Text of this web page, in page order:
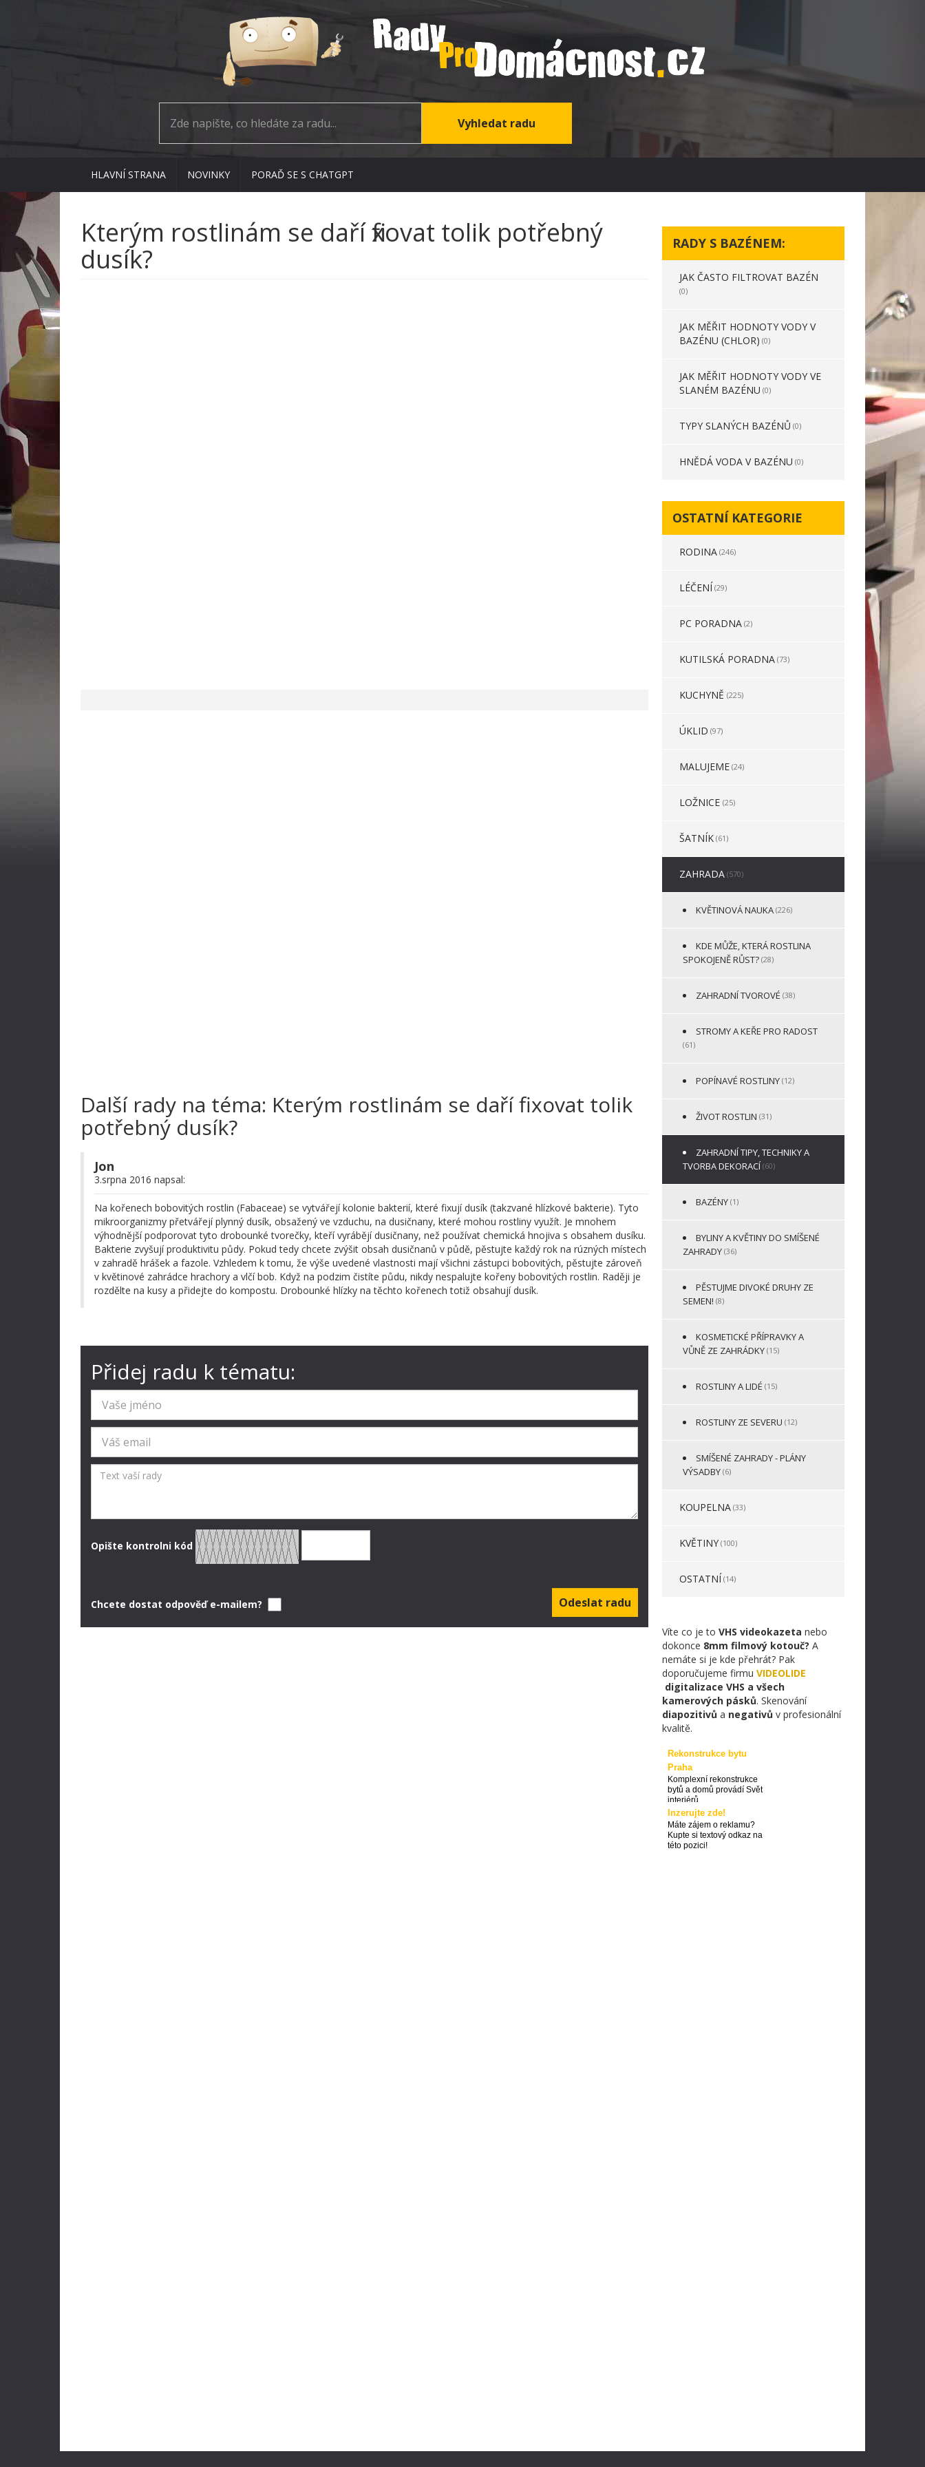
HLAVNÍ STRANA NOVINKY PORAĎ SE S CHATGPT
Kterým rostlinám se daří fixovat tolik potřebný
dusík?
Další rady na téma: Kterým rostlinám se daří fixovat tolik
potřebný dusík?
Jon
3.srpna 2016 napsal:
Na kořenech bobovitých rostlin (Fabaceae) se vytvářejí kolonie bakterií, které fixují dusík (takzvané hlízkové bakterie). Tyto
mikroorganizmy přetvářejí plynný dusík, obsažený ve vzduchu, na dusičnany, které mohou rostliny využít. Je mnohem
výhodnější podporovat tyto drobounké tvorečky, kteří vyrábějí dusičnany, než používat chemická hnojiva s obsahem dusíku.
Bakterie zvyšují produktivitu půdy. Pokud tedy chcete zvýšit obsah dusičnanů v půdě, pěstujte každý rok na rúzných místech
v zahradě hrášek a fazole. Vzhledem k tomu, že výše uvedené vlastnosti mají všichni zástupci bobovitých, pěstujte zároveň
v květinové zahrádce hrachory a vlčí bob. Když na podzim čistíte půdu, nikdy nespalujte kořeny bobovitých rostlin. Raději je
rozdělte na kusy a přidejte do kompostu. Drobounké hlízky na těchto kořenech totiž obsahují dusík.
Přidej radu k tématu:
Opište kontrolni kód
Chcete dostat odpověď e-mailem?
RADY S BAZÉNEM:
JAK ČASTO FILTROVAT BAZÉN
(0)
JAK MĚŘIT HODNOTY VODY V
BAZÉNU (CHLOR) (0)
JAK MĚŘIT HODNOTY VODY VE
SLANÉM BAZÉNU (0)
TYPY SLANÝCH BAZÉNŮ (0)
HNĚDÁ VODA V BAZÉNU (0)
OSTATNÍ KATEGORIE
RODINA (246)
LÉČENÍ (29)
PC PORADNA (2)
KUTILSKÁ PORADNA (73)
KUCHYNĚ (225)
ÚKLID (97)
MALUJEME (24)
LOŽNICE (25)
ŠATNÍK (61)
ZAHRADA (570)
KVĚTINOVÁ NAUKA (226)
KDE MŮŽE, KTERÁ ROSTLINA
SPOKOJENĚ RŮST? (28)
ZAHRADNÍ TVOROVÉ (38)
STROMY A KEŘE PRO RADOST
(61)
POPÍNAVÉ ROSTLINY (12)
ŽIVOT ROSTLIN (31)
ZAHRADNÍ TIPY, TECHNIKY A
TVORBA DEKORACÍ (60)
BAZÉNY (1)
BYLINY A KVĚTINY DO SMÍŠENÉ
ZAHRADY (36)
PĚSTUJME DIVOKÉ DRUHY ZE
SEMEN! (8)
KOSMETICKÉ PŘÍPRAVKY A
VŮNĚ ZE ZAHRÁDKY (15)
ROSTLINY A LIDÉ (15)
ROSTLINY ZE SEVERU (12)
SMÍŠENÉ ZAHRADY - PLÁNY
VÝSADBY (6)
KOUPELNA (33)
KVĚTINY (100)
OSTATNÍ (14)
Víte co je to VHS videokazeta nebo
dokonce 8mm filmový kotouč? A
nemáte si je kde přehrát? Pak
doporučujeme firmu VIDEOLIDE
digitalizace VHS a všech
kamerových pásků. Skenování
diapozitivů a negativů v profesionální
kvalitě.
Rekonstrukce bytu
Praha
Komplexní rekonstrukce
bytů a domů provádí Svět
interiérů
Inzerujte zde!
Máte zájem o reklamu?
Kupte si textový odkaz na
této pozici!